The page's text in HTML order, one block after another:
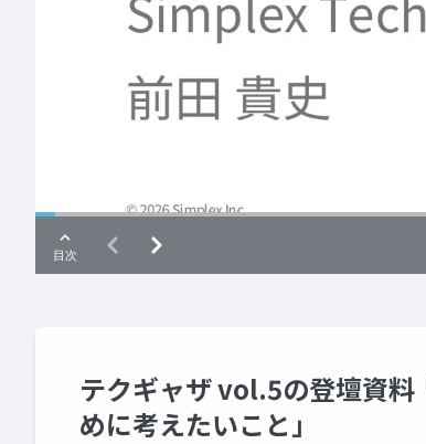
テクギャザ vol.5の登壇資料
めに考えたいこと」